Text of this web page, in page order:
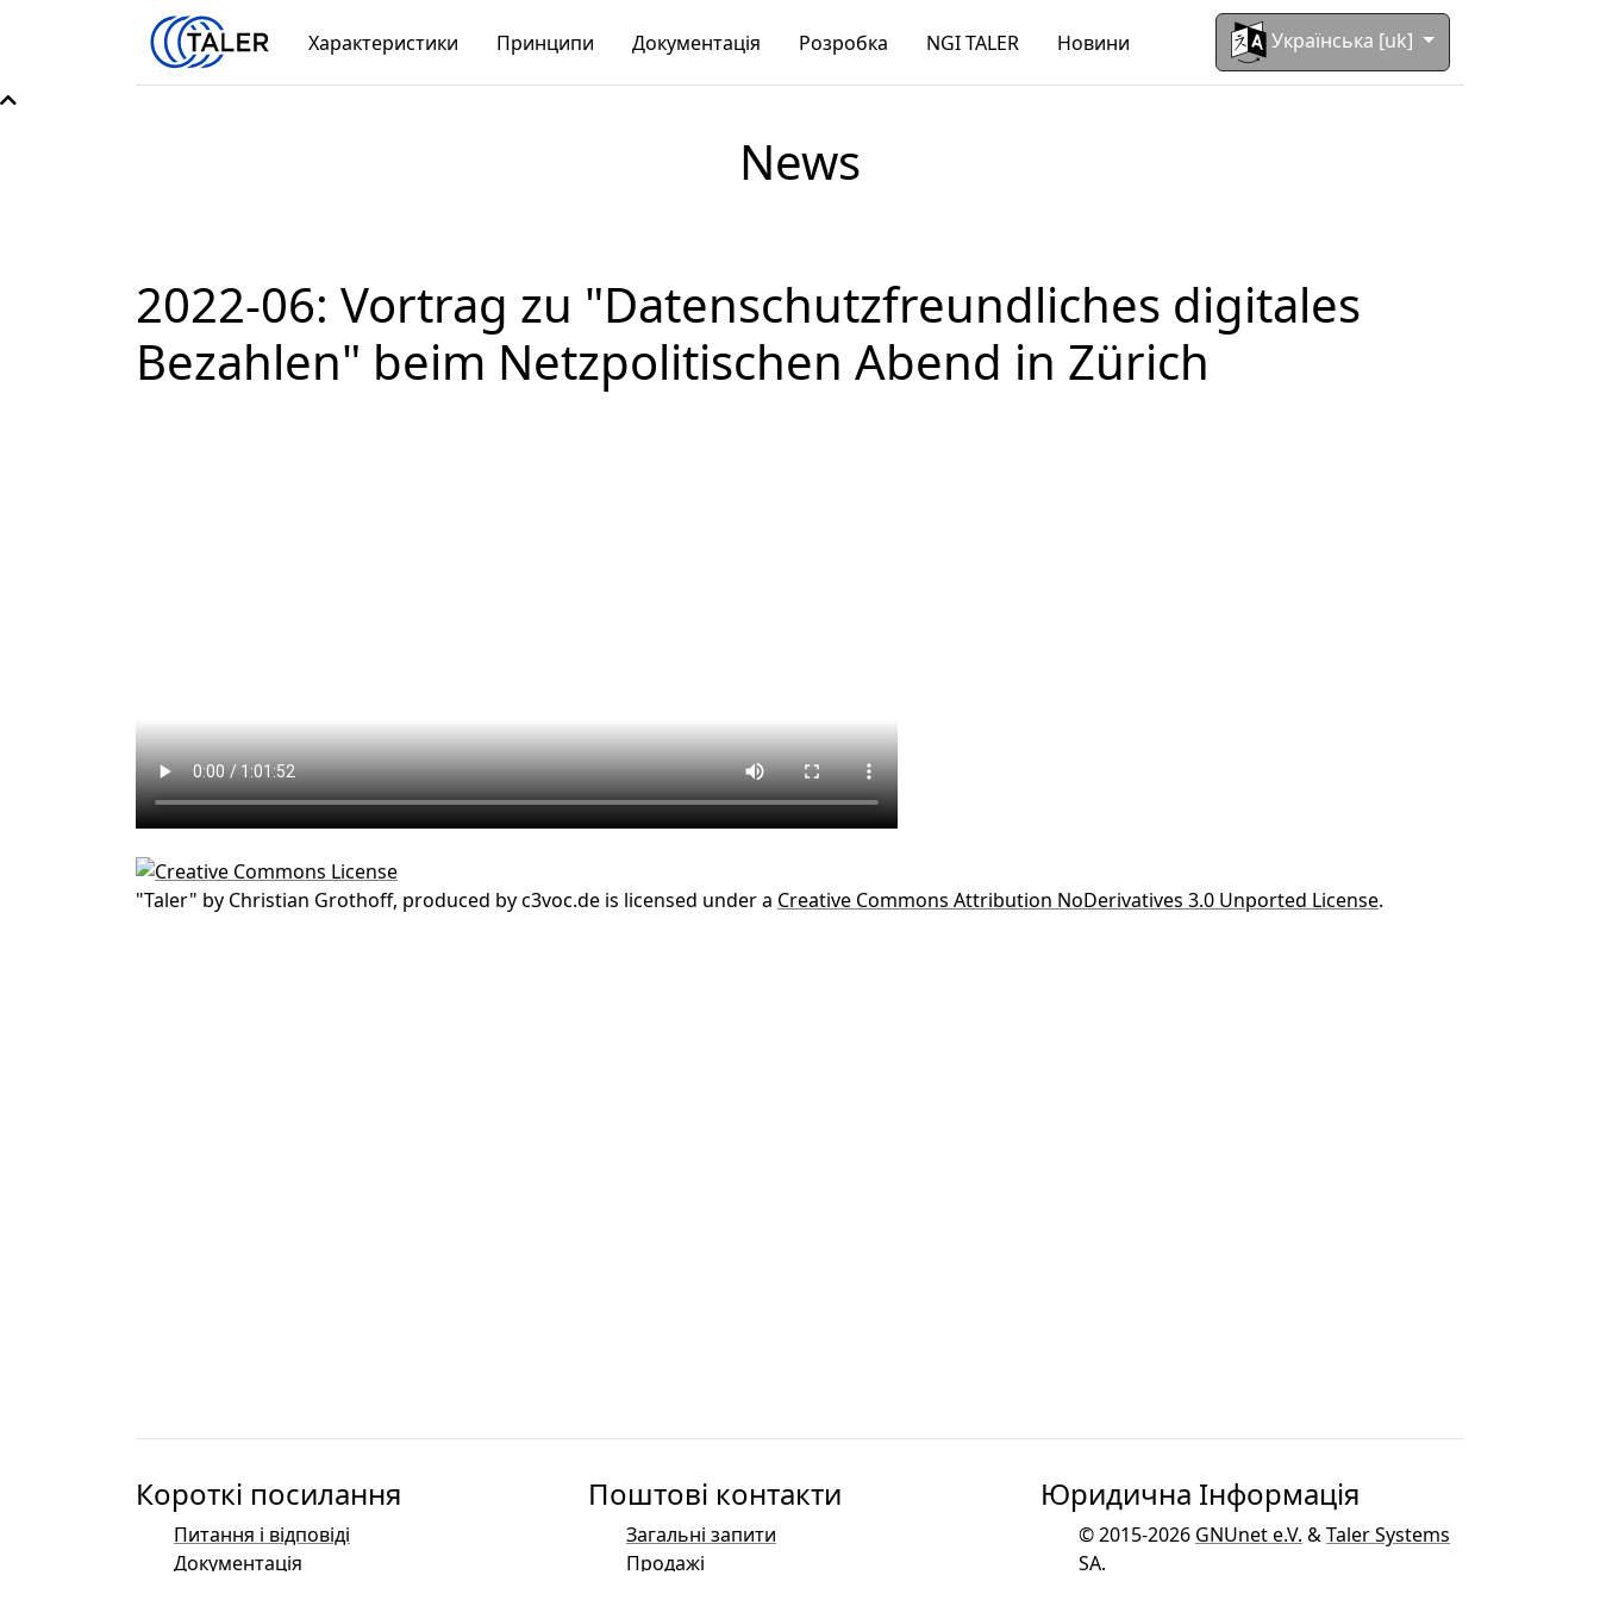
Характеристики Принципи Документація Розробка NGI TALER Новини Українська [uk]
News
2022-06: Vortrag zu "Datenschutzfreundliches digitales
Bezahlen" beim Netzpolitischen Abend in Zürich
"Taler" by Christian Grothoff, produced by c3voc.de is licensed under a Creative Commons Attribution NoDerivatives 3.0 Unported License.
Короткі посилання
Питання і відповіді
Документація
Поштові контакти
Загальні запити
Продажі
Юридична Інформація
© 2015-2026 GNUnet e.V. &Taler Systems
SA.